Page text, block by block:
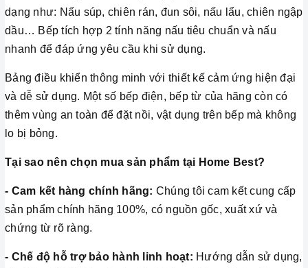
dạng như: Nấu súp, chiên rán, đun sôi, nấu lẩu, chiên ngập
dầu… Bếp tích hợp 2 tính năng nấu tiêu chuẩn và nấu
nhanh để đáp ứng yêu cầu khi sử dụng.
Bảng điều khiển thông minh với thiết kế cảm ứng hiện đại
và dễ sử dụng. Một số bếp điện, bếp từ của hãng còn có
thêm vùng an toàn để đặt nồi, vật dụng trên bếp mà không
lo bị bỏng.
Tại sao nên chọn mua sản phẩm tại Home Best?
- Cam kết hàng chính hãng: Chúng tôi cam kết cung cấp
sản phẩm chính hãng 100%, có nguồn gốc, xuất xứ và
chứng từ rõ ràng.
- Chế độ hỗ trợ bảo hành linh hoạt: Hướng dẫn sử dụng,